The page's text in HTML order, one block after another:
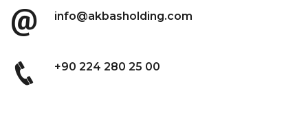
info@akbasholding.com
+90 224 280 25 00